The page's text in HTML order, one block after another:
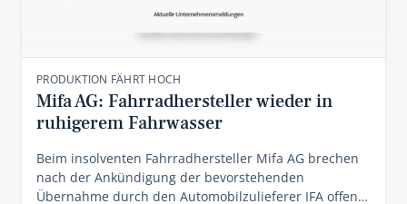
PRODUKTION FÄHRT HOCH
Mifa AG: Fahrradhersteller wieder in
ruhigerem Fahrwasser
Beim insolventen Fahrradhersteller Mifa AG brechen
nach der Ankündigung der bevorstehenden
Übernahme durch den Automobilzulieferer IFA offen…